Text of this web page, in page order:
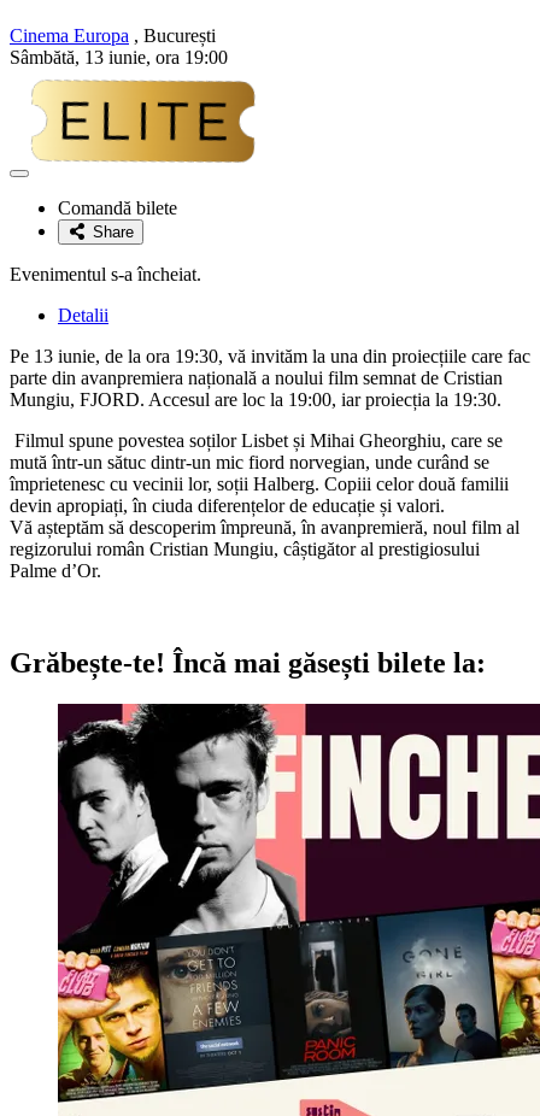
Cinema Europa , București
Sâmbătă, 13 iunie, ora 19:00
Adaugă
favoriteComandă bilete
Share
Evenimentul s-a încheiat.
Detalii
Pe 13 iunie, de la ora 19:30, vă invităm la una din proiecțiile care fac
parte din avanpremiera națională a noului film semnat de Cristian
Mungiu, FJORD. Accesul are loc la 19:00, iar proiecția la 19:30.
Filmul spune povestea soților Lisbet și Mihai Gheorghiu, care se
mută într-un sătuc dintr-un mic fiord norvegian, unde curând se
împrietenesc cu vecinii lor, soții Halberg. Copiii celor două familii
devin apropiați, în ciuda diferențelor de educație și valori.
Vă așteptăm să descoperim împreună, în avanpremieră, noul film al
regizorului român Cristian Mungiu, câștigător al prestigiosului
Palme d’Or.
Grăbește-te! Încă mai găsești bilete la: